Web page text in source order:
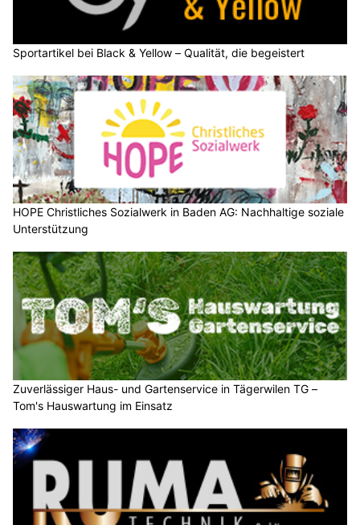
Sportartikel bei Black & Yellow – Qualität, die begeistert
HOPE Christliches Sozialwerk in Baden AG: Nachhaltige soziale
Unterstützung
Zuverlässiger Haus- und Gartenservice in Tägerwilen TG –
Tom's Hauswartung im Einsatz